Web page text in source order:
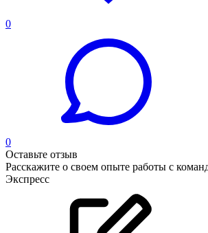
0
0
Оставьте отзыв
Расскажите о своем опыте работы с
Экспресс